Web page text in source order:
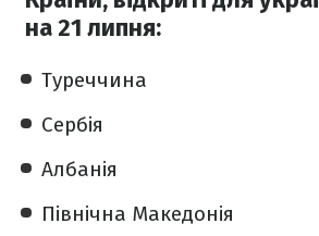
на 21 липня:
Туреччина
Сербія
Албанія
Північна Македонія